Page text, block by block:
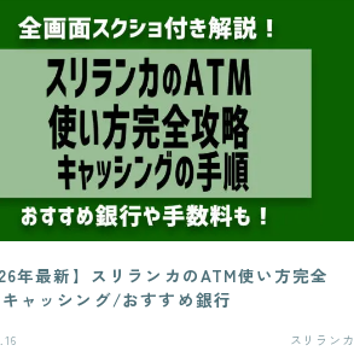
年最新】スリランカのATM使い方完全
ャッシング/おすすめ銀行
スリランカ